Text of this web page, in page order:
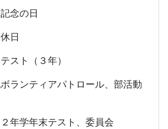
念の日
日
スト（３年）
ランティアパトロール、部活動
年学年末テスト、委員会